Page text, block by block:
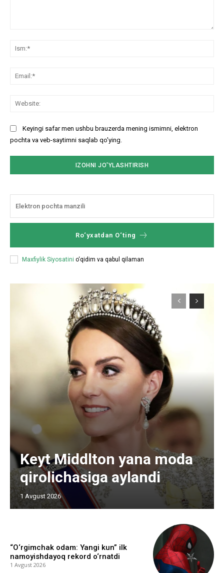
Keyingi safar men ushbu brauzerda mening ismimni, elektron
pochta va veb-saytimni saqlab qo'ying.
Ro‘yxatdan O‘ting
Maxfiylik Siyosatini o‘qidim va qabul qilaman
Keyt Middlton yana moda
qirolichasiga aylandi
1 Avgust 2026
“O‘rgimchak odam: Yangi kun” ilk
namoyishdayoq rekord o‘rnatdi
1 Avgust 2026